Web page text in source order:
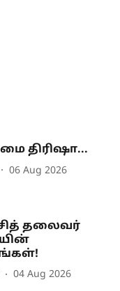
திரிஷா...
06 Aug 2026
தலைவர்
04 Aug 2026